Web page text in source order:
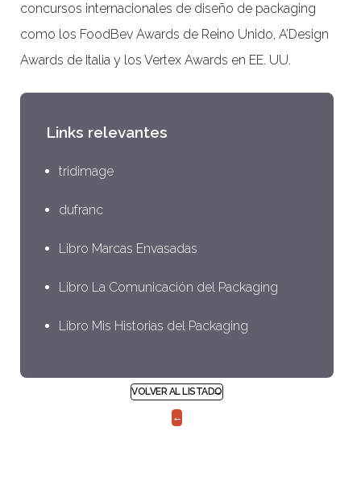
concursos internacionales de diseño de packaging
como los FoodBev Awards de Reino Unido, A’Design
Awards de Italia y los Vertex Awards en EE. UU.
Links relevantes
tridimage
dufranc
Libro Marcas Envasadas
Libro La Comunicación del Packaging
Libro Mis Historias del Packaging
VOLVER AL LISTADO
←